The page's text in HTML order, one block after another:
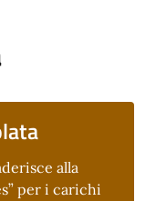
alla
per i carichi